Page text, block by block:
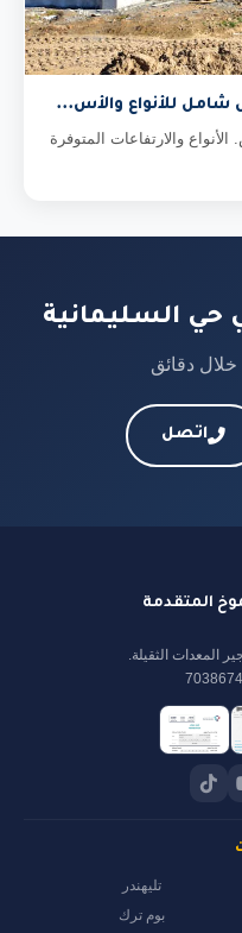
شامل للأنواع والأس...
والارتفاعات المتوفرة
حي السليمانية
دقائق
اتصل
المتقدمة
المعدات الثقيلة.
تليهندر
بوم ترك